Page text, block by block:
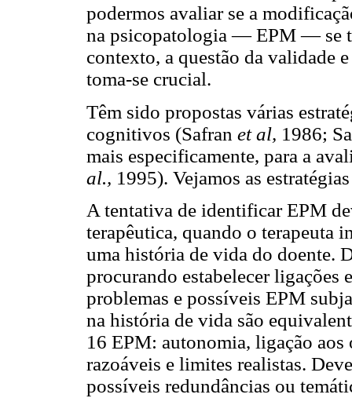
podermos avaliar se a
na psicopatologia — EPM — se
contexto, a questão da validade
toma-se crucial.
Têm sido propostas várias
cognitivos (Safran et al, 1986;
mais especificamente, para a
al., 1995). Vejamos as
A tentativa de identificar EPM
terapêutica, quando o terapeuta
uma história de vida do doente.
procurando estabelecer ligações
problemas e possíveis EPM
na história de vida são
16 EPM: autonomia, ligação
razoáveis e limites realistas.
possíveis redundâncias ou